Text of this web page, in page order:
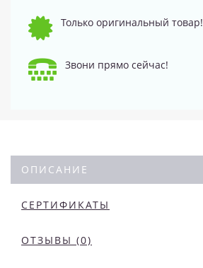
Только оригинальный товар!
Звони прямо сейчас!
ОПИСАНИЕ
СЕРТИФИКАТЫ
ОТЗЫВЫ (0)